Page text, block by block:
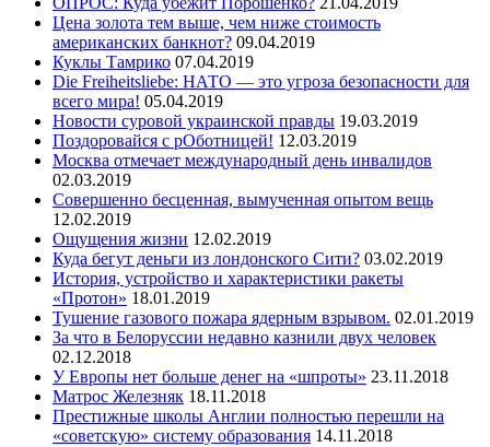
Цена золота тем выше, чем ниже стоимость
американских банкнот? 09.04.2019
Куклы Тамрико 07.04.2019
Die Freiheitsliebe: НАТО — это угроза безопасности для
всего мира! 05.04.2019
Новости суровой украинской правды 19.03.2019
Поздоровайся с рОботницей! 12.03.2019
Москва отмечает международный день инвалидов
02.03.2019
Совершенно бесценная, вымученная опытом вещь
12.02.2019
Ощущения жизни 12.02.2019
Куда бегут деньги из лондонского Сити? 03.02.2019
История, устройство и характеристики ракеты
«Протон» 18.01.2019
Тушение газового пожара ядерным взрывом. 02.01.2019
За что в Белоруссии недавно казнили двух человек
02.12.2018
У Европы нет больше денег на «шпроты» 23.11.2018
Матрос Железняк 18.11.2018
Престижные школы Англии полностью перешли на
«советскую» систему образования 14.11.2018